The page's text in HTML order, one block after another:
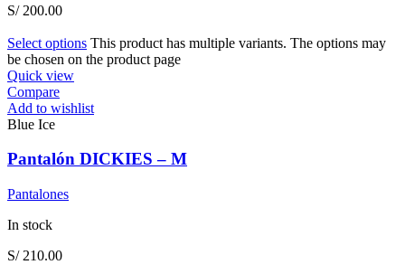
S/200.00
Select options This product has multiple variants. The options may
be chosen on the product page
Quick view
Compare
Add to wishlist
Blue Ice
Pantalón DICKIES – M
Pantalones
In stock
S/210.00